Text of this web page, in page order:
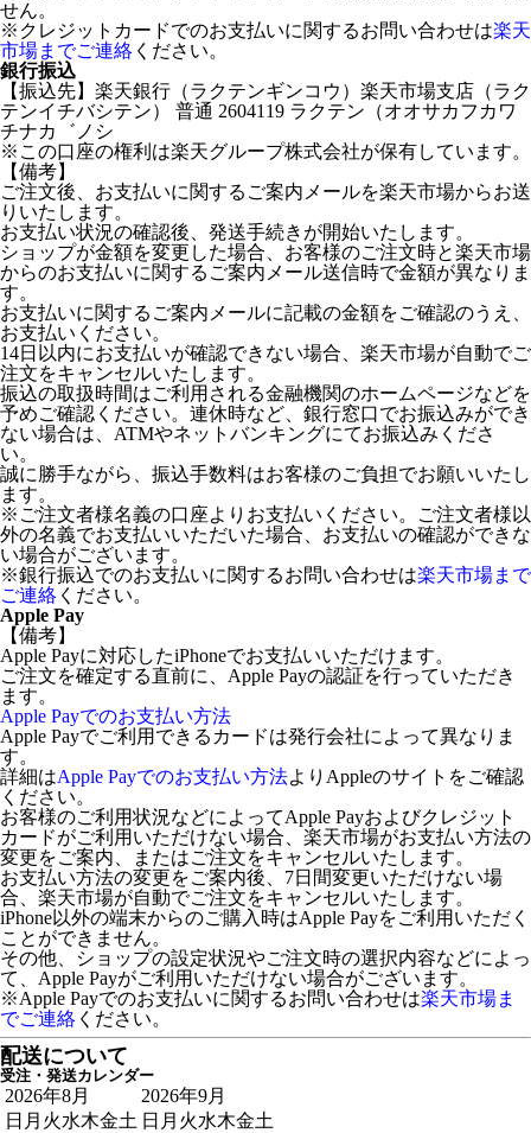
せん。
※クレジットカードでのお支払いに関するお問い合わせは楽天
市場までご連絡 ください。
銀行振込
【振込先】楽天銀行（ラクテンギンコウ）楽天市場支店（ラク
テンイチバシテン） 普通 2604119 ラクテン（オオサカフカワ
チナカ゛ノシ
※この口座の権利は楽天グループ株式会社が保有しています。
【備考】
ご注文後、お支払いに関するご案内メールを楽天市場からお送
りいたします。
お支払い状況の確認後、発送手続きが開始いたします。
ショップが金額を変更した場合、お客様のご注文時と楽天市場
からのお支払いに関するご案内メール送信時で金額が異なりま
す。
お支払いに関するご案内メールに記載の金額をご確認のうえ、
お支払いください。
14日以内にお支払いが確認できない場合、楽天市場が自動でご
注文をキャンセルいたします。
振込の取扱時間はご利用される金融機関のホームページなどを
予めご確認ください。連休時など、銀行窓口でお振込みができ
ない場合は、ATMやネットバンキングにてお振込みくださ
い。
誠に勝手ながら、振込手数料はお客様のご負担でお願いいたし
ます。
※ご注文者様名義の口座よりお支払いください。ご注文者様以
外の名義でお支払いいただいた場合、お支払いの確認ができな
い場合がございます。
※銀行振込でのお支払いに関するお問い合わせは楽天市場まで
ご連絡 ください。
Apple Pay
【備考】
Apple Payに対応したiPhoneでお支払いいただけます。
ご注文を確定する直前に、Apple Payの認証を行っていただき
ます。
Apple Payでのお支払い方法
Apple Payでご利用できるカードは発行会社によって異なりま
す。
詳細はApple Payでのお支払い方法よりAppleのサイトをご確認
ください。
お客様のご利用状況などによってApple Payおよびクレジット
カードがご利用いただけない場合、楽天市場がお支払い方法の
変更をご案内、またはご注文をキャンセルいたします。
お支払い方法の変更をご案内後、7日間変更いただけない場
合、楽天市場が自動でご注文をキャンセルいたします。
iPhone以外の端末からのご購入時はApple Payをご利用いただく
ことができません。
その他、ショップの設定状況やご注文時の選択内容などによっ
て、Apple Payがご利用いただけない場合がございます。
※Apple Payでのお支払いに関するお問い合わせは楽天市場ま
でご連絡 ください。
配送について
受注・発送カレンダー
2026年8月
日 月 火水木金土
2026年9月
日 月 火水木金土